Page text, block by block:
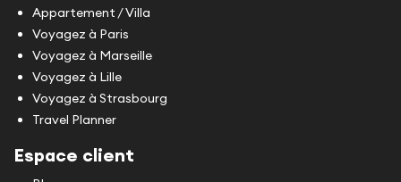
Appartement / Villa
Voyagez à Paris
Voyagez à Marseille
Voyagez à Lille
Voyagez à Strasbourg
Travel Planner
Espace client